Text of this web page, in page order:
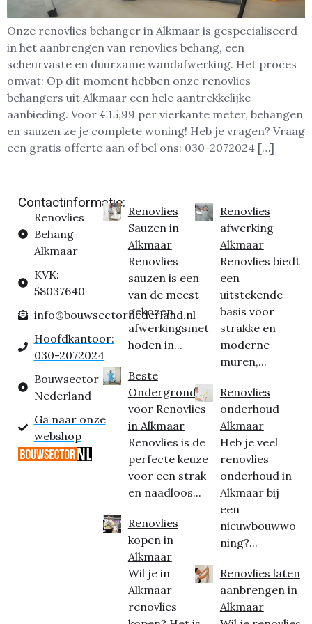
Onze renovlies behanger in Alkmaar is gespecialiseerd
in het aanbrengen van renovlies behang, een
scheurvaste en duurzame wandafwerking. Het proces
omvat: Op dit moment hebben onze renovlies
behangers uit Alkmaar een hele aantrekkelijke
aanbieding. Voor €15,99 per vierkante meter, behangen
en sauzen ze je complete woning! Heb je vragen? Vraag
een gratis offerte aan of bel ons: 030-2072024 […]
Contactinformatie:
Renovlies
Behang
Alkmaar
KVK:
58037640
info@bouwsectornederland.nl
Hoofdkantoor:
030-2072024
Bouwsector
Nederland
Ga naar onze
webshop
Renovlies
Sauzen in
Alkmaar
Renovlies
sauzen is een
van de meest
gekozen
afwerkingsmet
hoden in...
Beste
Ondergrond
voor Renovlies
in Alkmaar
Renovlies is de
perfecte keuze
voor een strak
en naadloos...
Renovlies
kopen in
Alkmaar
Wil je in
Alkmaar
renovlies
Renovlies
afwerking
Alkmaar
Renovlies biedt
een
uitstekende
basis voor
strakke en
moderne
muren,...
Renovlies
onderhoud
Alkmaar
Heb je veel
renovlies
onderhoud in
Alkmaar bij
een
nieuwbouwwo
ning?...
Renovlies laten
aanbrengen in
Alkmaar